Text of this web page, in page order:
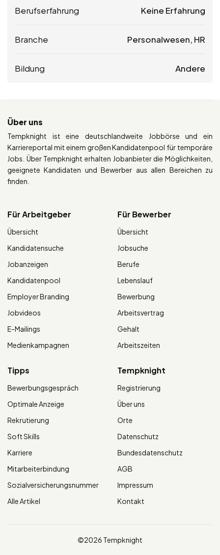
Berufserfahrung Keine Erfahrung
Branche Personalwesen, HR
Bildung Andere
Über uns
Tempknight ist eine deutschlandweite Jobbörse und ein
Karriereportal mit einem großen Kandidatenpool für temporäre
Jobs. Über Tempknight erhalten Jobanbieter die Möglichkeiten,
geeignete Kandidaten und Bewerber aus allen Bereichen zu
finden.
Für Arbeitgeber
Übersicht
Kandidatensuche
Jobanzeigen
Kandidatenpool
Employer Branding
Jobvideos
E-Mailings
Medienkampagnen
Für Bewerber
Übersicht
Jobsuche
Berufe
Lebenslauf
Bewerbung
Arbeitsvertrag
Gehalt
Arbeitszeiten
Tipps
Bewerbungsgespräch
Optimale Anzeige
Rekrutierung
Soft Skills
Karriere
Mitarbeiterbindung
Sozialversicherungsnummer
Alle Artikel
Tempknight
Registrierung
Über uns
Orte
Datenschutz
Bundesdatenschutz
AGB
Impressum
Kontakt
©2026 Tempknight